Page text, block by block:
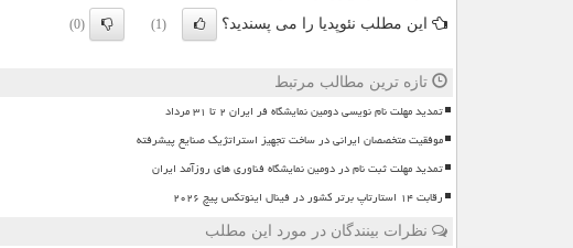
این مطلب نئوپدیا را می پسندید؟
(1)
(0)
تازه ترین مطالب مرتبط
تمدید مهلت نام نویسی دومین نمایشگاه فر ایران ۲ تا ۳۱ مرداد
موفقیت متخصصان ایرانی در ساخت تجهیز استراتژیک صنایع پیشرفته
تمدید مهلت ثبت نام در دومین نمایشگاه فناوری های روزآمد ایران
رقابت ۱۴ استارتاپ برتر کشور در فینال اینوتکس پیچ ۲۰۲۶
نظرات بینندگان در مورد این مطلب